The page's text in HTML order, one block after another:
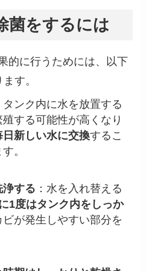
菌をするには
的に行うためには、以下
す。
タンク内に水を放置する
する可能性が高くなり
日新しい水に交換するこ
。
浄する ：水を入れ替える
1度はタンク内をしっか
が発生しやすい部分を